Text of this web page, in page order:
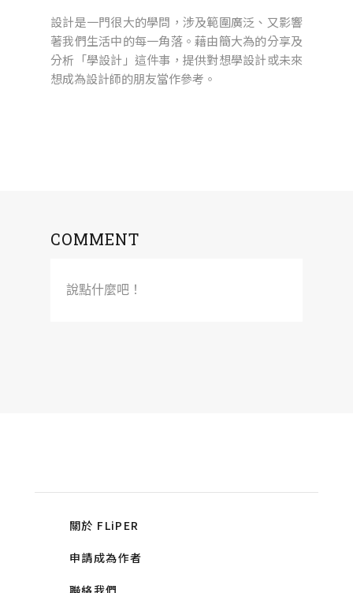
設計是一門很大的學問，涉及範圍廣泛、又影響
著我們生活中的每一角落。藉由簡大為的分享及
分析「學設計」這件事，提供對想學設計或未來
想成為設計師的朋友當作參考。
COMMENT
說點什麼吧！
關於 FLiPER
申請成為作者